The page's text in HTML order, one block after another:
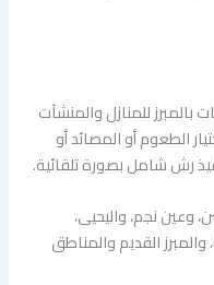
للمنازل والمنشآت
الطعوم أو المصائد أو
رش شامل بصورة تلقائية.
وعين نجم، واليحيى،
القديم والمناطق